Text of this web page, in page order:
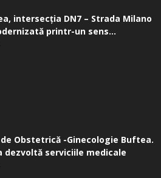
intersecţia DN7 – Strada Milano
printr-un sens...
Obstetrică -Ginecologie Buftea.
dezvoltă serviciile medicale